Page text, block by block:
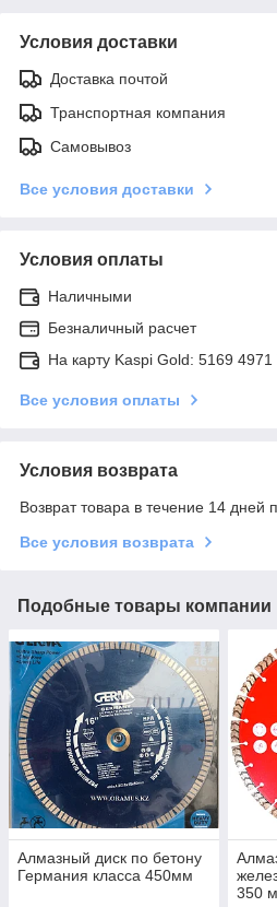
Условия доставки
Доставка почтой
Транспортная компания
Самовывоз
Все условия доставки
Условия оплаты
Наличными
Безналичный расчет
На карту Kaspi Gold: 5169
Все условия оплаты
Условия возврата
Возврат товара в течение 14 дней
Все условия возврата
Подобные товары компании
Алмазный диск по бетону
Германия класса 450мм
350